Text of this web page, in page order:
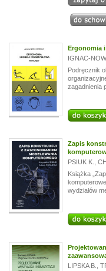
Ergonomia i
IGNAC-
Podręcznik
zagadnienia
Zapis
PSIUK K.
Książka
wydziałów
LIPSKA B.